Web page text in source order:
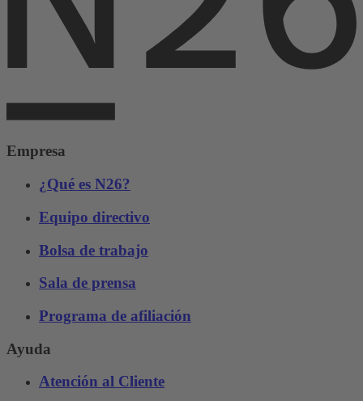
Empresa
¿Qué es N26?
Equipo directivo
Bolsa de trabajo
Sala de prensa
Programa de afiliación
Ayuda
Atención al Cliente